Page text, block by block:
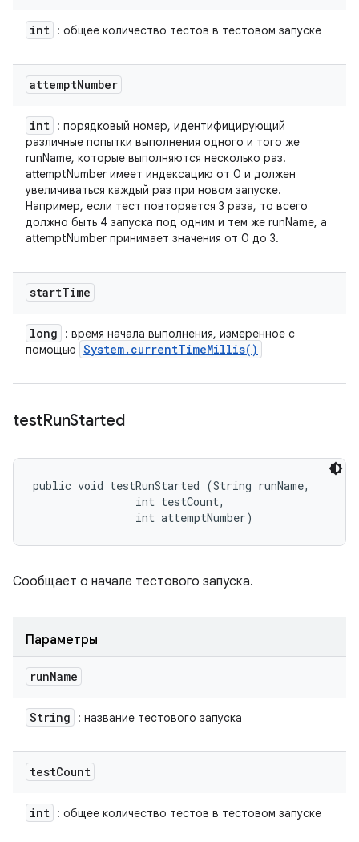
int : общее количество тестов в тестовом запуске
attemptNumber
int : порядковый номер, идентифицирующий
различные попытки выполнения одного и того же
runName, которые выполняются несколько раз.
attemptNumber имеет индексацию от 0 и должен
увеличиваться каждый раз при новом запуске.
Например, если тест повторяется 3 раза, то всего
должно быть 4 запуска под одним и тем же runName, а
attemptNumber принимает значения от 0 до 3.
startTime
long
: время начала выполнения, измеренное с
помощью System. currentTimeMillis( )
testRunStarted
public void testRunStarted (String runName,
                int testCount,
                int attemptNumber)
Сообщает о начале тестового запуска.
Параметры
runName
String : название тестового запуска
testCount
int : общее количество тестов в тестовом запуске